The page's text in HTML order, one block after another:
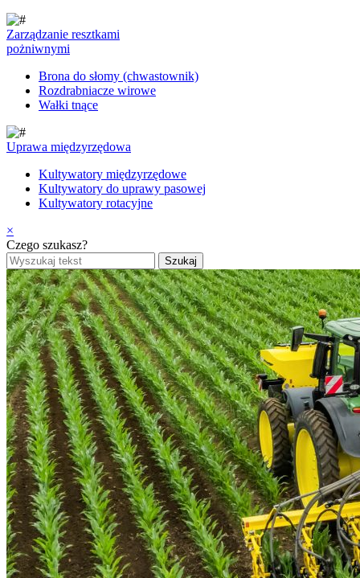
Zarządzanie resztkami
pożniwnymi
Brona do słomy (chwastownik)
Rozdrabniacze wirowe
Wałki tnące
Uprawa międzyrzędowa
Kultywatory międzyrzędowe
Kultywatory do uprawy pasowej
Kultywatory rotacyjne
×
Czego szukasz?